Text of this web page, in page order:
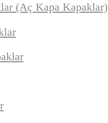
(Aç Kapa Kapaklar)